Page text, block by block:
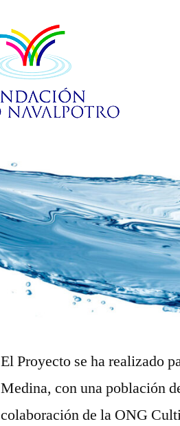
El Proyecto se ha realizado
Medina, con una población
colaboración de la ONG